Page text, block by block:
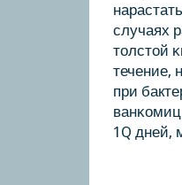
случаях
толстой
течение,
при
1Q дней,